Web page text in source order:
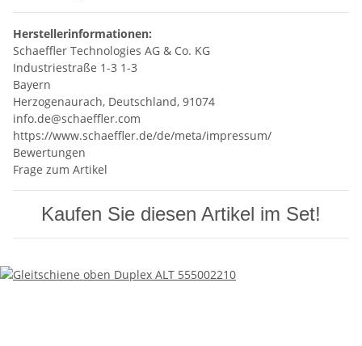
Herstellerinformationen:
Schaeffler Technologies AG & Co. KG
Industriestraße 1-3 1-3
Bayern
Herzogenaurach, Deutschland, 91074
info.de@schaeffler.com
https://www.schaeffler.de/de/meta/impressum/
Bewertungen
Frage zum Artikel
Kaufen Sie diesen Artikel im Set!